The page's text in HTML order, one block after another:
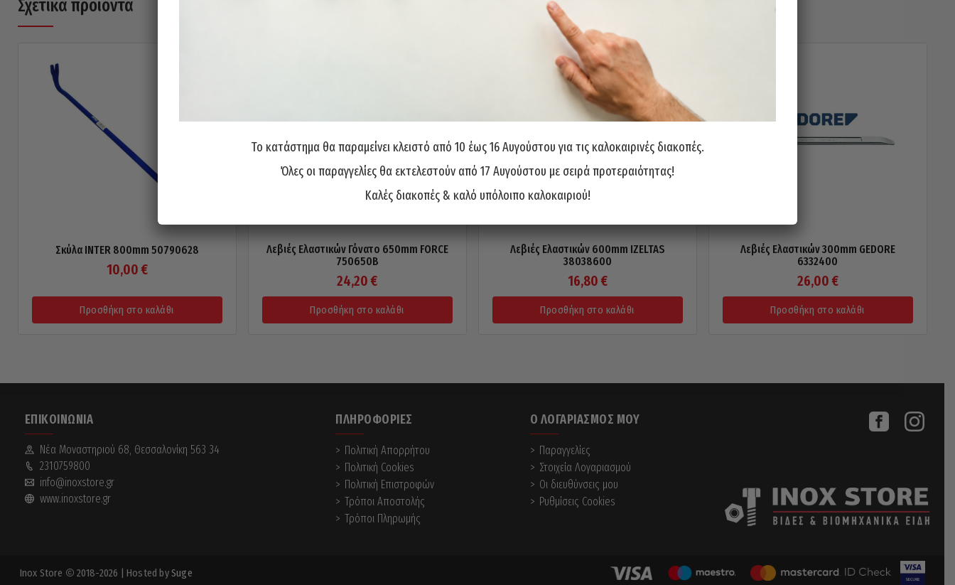
Σχετικά προϊόντα
Σκύλα INTER 800mm 50790628
10,00 €
Προσθήκη στο καλάθι
Λεβιές Ελαστικών Γόνατο 650mm FORCE
750650B
24,20 €
Προσθήκη στο καλάθι
Λεβιές Ελαστικών 600mm IZELTAS
38038600
16,80 €
Προσθήκη στο καλάθι
Λεβιές Ελαστικών 300mm GEDORE
6332400
26,00 €
Προσθήκη στο καλάθι
ΕΠΙΚΟΙΝΩΝΊΑ
Νέα Mοναστηριού 68, Θεσσαλονίκη 563 34
2310759800
info@inoxstore.gr
www.inoxstore.gr
ΠΛΗΡΟΦΟΡΊΕΣ
Πολιτική Απορρήτου
Πολιτική Cookies
Πολιτική Επιστροφών
Τρόποι Αποστολής
Τρόποι Πληρωμής
Ο ΛΟΓΑΡΙΑΣΜΌΣ ΜΟΥ
Παραγγελίες
Στοιχεία Λογαριασμού
Οι διευθύνσεις μου
Ρυθμίσεις Cookies
Inox Store 2018-2026 | Hosted bySuge
Το κατάστημα θα παραμείνει κλειστό από 10 έως 16 Αυγούστου για τις καλοκαιρινές διακοπές.
Όλες οι παραγγελίες θα εκτελεστούν από 17 Αυγούστου με σειρά προτεραιότητας!
Καλές διακοπές & καλό υπόλοιπο καλοκαιριού!